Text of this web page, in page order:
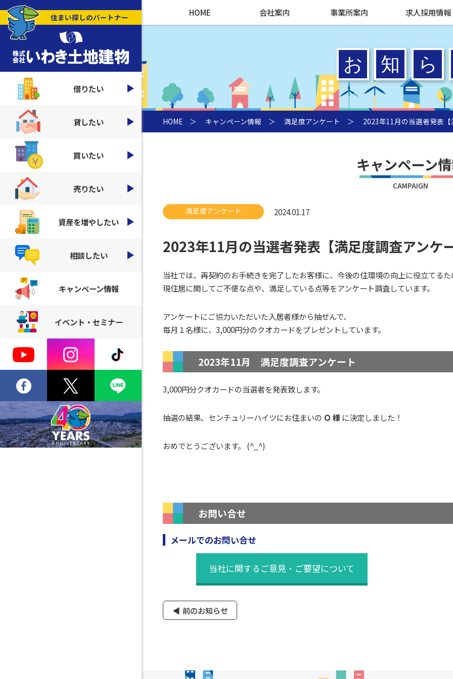
HOME 会社案内 事業所案内 求人採用情報
住まい探しのパートナー
借りたい
貸したい
買いたい
売りたい
資産を増やしたい
相談したい
キャンペーン情報
イベント・セミナー
HOME ＞ キャンペーン情報 ＞ 満足度アンケート ＞ 2023年11月の当選者発表【
キャンペーン
CAMPAIGN
満足度アンケート 2024.01.17
2023年11月の当選者発表【満足度調査アンケー
当社では、再契約のお手続きを完了したお客様に、今後の住環境の向上に役立てるた
現住居に関してご不便な点や、満足している点等をアンケート調査しています。
アンケートにご協力いただいた入居者様から抽せんで、
毎月１名様に、3,000円分のクオカードをプレゼントしています。
2023年11月 満足度調査アンケート
3,000円分クオカードの当選者を発表致します。
抽選の結果、 センチュリーハイツにお住まいの Ｏ 様 に決定しました！
おめでとうございます。 (^_^)
お問い合せ
メールでのお問い合せ
当社に関するご意見・ご要望について
前のお知らせ